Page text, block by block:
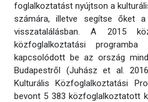
foglalkoztatást nyújtson a
számára, illetve segítse őket a
visszatalálásban. A 2015
közfoglalkoztatási
kapcsolódott be az ország
Budapestről (Juhász et al.
Kulturális Közfoglalkoztatási
bevont 5 383 közfoglalkoztatott